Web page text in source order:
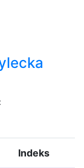
:
Indeks